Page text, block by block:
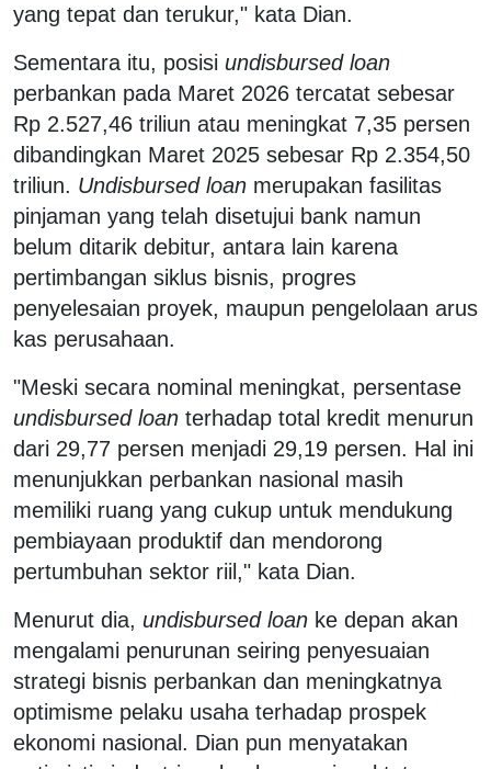
yang tepat dan terukur," kata Dian.
Sementara itu, posisi undisbursed loan
perbankan pada Maret 2026 tercatat sebesar
Rp 2.527,46 triliun atau meningkat 7,35 persen
dibandingkan Maret 2025 sebesar Rp 2.354,50
triliun. Undisbursed loan merupakan fasilitas
pinjaman yang telah disetujui bank namun
belum ditarik debitur, antara lain karena
pertimbangan siklus bisnis, progres
penyelesaian proyek, maupun pengelolaan arus
kas perusahaan.
"Meski secara nominal meningkat, persentase
undisbursed loan terhadap total kredit menurun
dari 29,77 persen menjadi 29,19 persen. Hal ini
menunjukkan perbankan nasional masih
memiliki ruang yang cukup untuk mendukung
pembiayaan produktif dan mendorong
pertumbuhan sektor riil," kata Dian.
Menurut dia, undisbursed loan ke depan akan
mengalami penurunan seiring penyesuaian
strategi bisnis perbankan dan meningkatnya
optimisme pelaku usaha terhadap prospek
ekonomi nasional. Dian pun menyatakan